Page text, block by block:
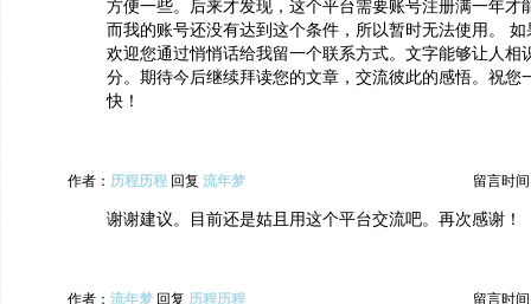
方便一些。后来才发现，这个平台需要账号注册满一年才
而我的账号还没有达到这个条件，所以暂时无法使用。
欢迎您通过悄悄话给我留一个联系方式。文字能够让人相
分。期待今后继续拜读您的文章，交流彼此的感悟。祝您
快！
作者： 历程历程 回复 流年梦 留言时间
谢谢建议。目前还是姑且用这个平台交流吧。再次感谢！
作者： 流年梦 回复 历程历程 留言时间